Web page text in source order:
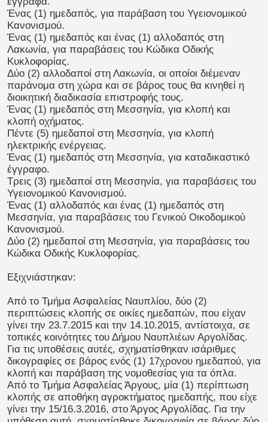
Ένας (1) ημεδαπός, για παράβαση του Υγειονομικού
Κανονισμού.
Ένας (1) ημεδαπός και ένας (1) αλλοδαπός στη
Λακωνία, για παραβάσεις του Κώδικα Οδικής
Κυκλοφορίας.
Δύο (2) αλλοδαποί στη Λακωνία, οι οποίοι διέμεναν
παράνομα στη χώρα και σε βάρος τους θα κινηθεί η
διοικητική διαδικασία επιστροφής τους.
Ένας (1) ημεδαπός στη Μεσσηνία, για κλοπή και
κλοπή οχήματος.
Πέντε (5) ημεδαποί στη Μεσσηνία, για κλοπή
ηλεκτρικής ενέργειας.
Ένας (1) ημεδαπός στη Μεσσηνία, για καταδικαστικό
έγγραφο.
Τρεις (3) ημεδαποί στη Μεσσηνία, για παραβάσεις του
Υγειονομικού Κανονισμού.
Ένας (1) αλλοδαπός και ένας (1) ημεδαπός στη
Μεσσηνία, για παραβάσεις του Γενικού Οικοδομικού
Κανονισμού.
Δύο (2) ημεδαποί στη Μεσσηνία, για παραβάσεις του
Κώδικα Οδικής Κυκλοφορίας.
Εξιχνιάστηκαν:
Από το Τμήμα Ασφαλείας Ναυπλίου, δύο (2)
περιπτώσεις κλοπής σε οικίες ημεδαπών, που είχαν
γίνει την 23.7.2015 και την 14.10.2015, αντίστοιχα, σε
τοπικές κοινότητες του Δήμου Ναυπλιέων Αργολίδας.
Για τις υποθέσεις αυτές, σχηματίσθηκαν ισάριθμες
δικογραφίες σε βάρος ενός (1) 17χρονου ημεδαπού, για
κλοπή και παράβαση της νομοθεσίας για τα όπλα.
Από το Τμήμα Ασφαλείας Άργους, μία (1) περίπτωση
κλοπής σε αποθήκη αγροκτήματος ημεδαπής, που είχε
γίνει την 15/16.3.2016, στο Άργος Αργολίδας. Για την